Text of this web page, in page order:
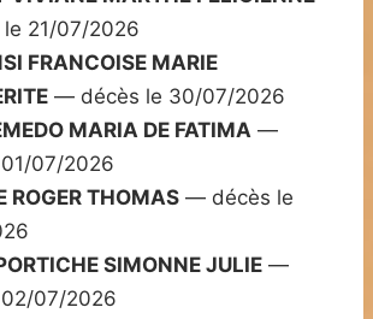
21/07/2026
FRANCOISE MARIE
— décès le 30/07/2026
MARIA DE FATIMA —
07/2026
ROGER THOMAS — décès le
SIMONNE JULIE —
07/2026